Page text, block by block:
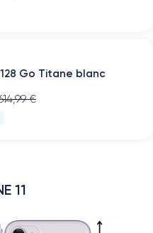
Go Titane blanc
€
11